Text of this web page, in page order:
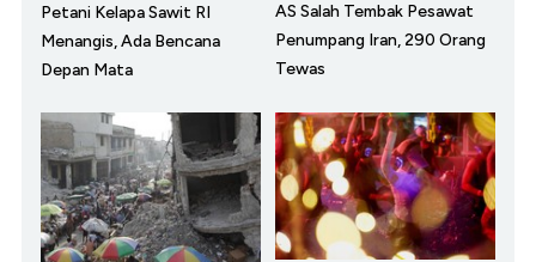
Petani Kelapa Sawit RI
Menangis, Ada Bencana
Depan Mata
AS Salah Tembak Pesawat
Penumpang Iran, 290 Orang
Tewas